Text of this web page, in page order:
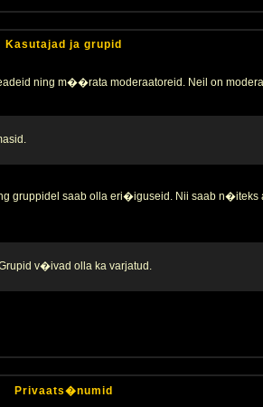
Kasutajad ja grupid
ning m��rata moderaatoreid. Neil on
gruppidel saab olla eri�iguseid. Nii saab
v�ivad olla ka varjatud.
Privaats�numid